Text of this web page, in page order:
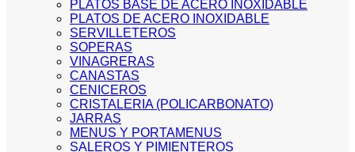
PLATOS BASE DE ACERO INOXIDABLE
PLATOS DE ACERO INOXIDABLE
SERVILLETEROS
SOPERAS
VINAGRERAS
CANASTAS
CENICEROS
CRISTALERIA (POLICARBONATO)
JARRAS
MENUS Y PORTAMENUS
SALEROS Y PIMIENTEROS